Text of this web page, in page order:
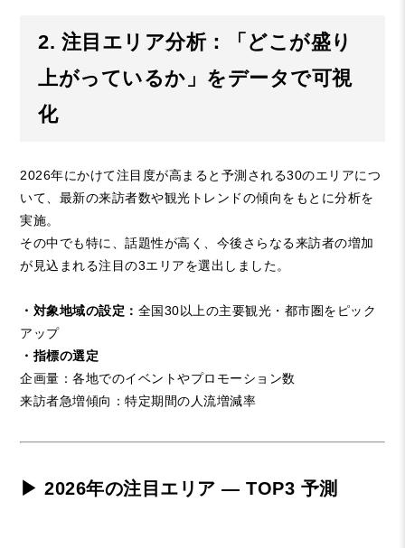
2. 注目エリア分析：「どこが盛り
上がっているか」をデータで可視
化
2026年にかけて注目度が高まると予測される30のエリアにつ
いて、最新の来訪者数や観光トレンドの傾向をもとに分析を
実施。
その中でも特に、話題性が高く、今後さらなる来訪者の増加
が見込まれる注目の3エリアを選出しました。
・対象地域の設定： 全国30以上の主要観光・都市圏をピック
アップ
・指標の選定
企画量：各地でのイベントやプロモーション数
来訪者急増傾向：特定期間の人流増減率
▶ 2026年の注目エリア — TOP3 予測